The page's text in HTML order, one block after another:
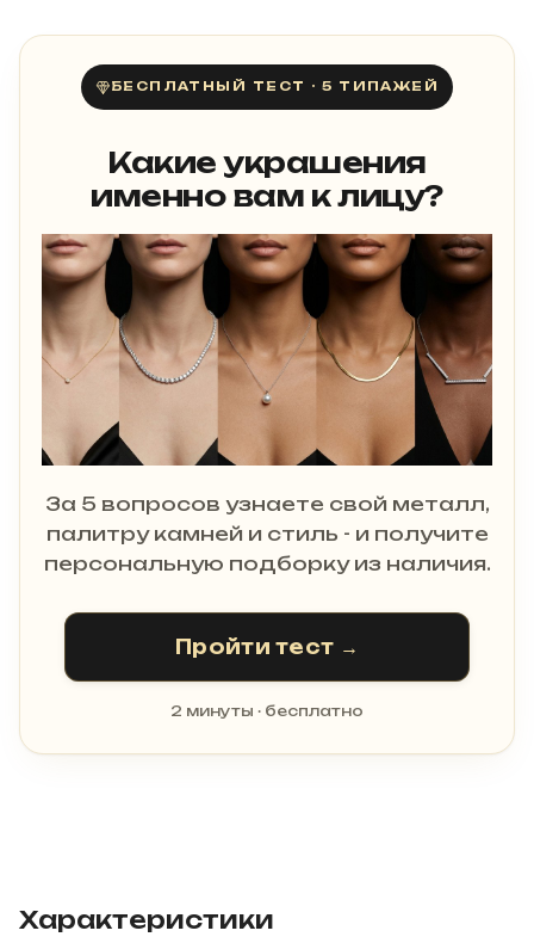
БЕСПЛАТНЫЙ ТЕСТ · 5 ТИПАЖЕЙ
Какие украшения
именно вам к лицу?
За 5 вопросов узнаете свой металл,
палитру камней и стиль - и получите
персональную подборку из наличия.
Пройти тест →
2 минуты · бесплатно
Характеристики